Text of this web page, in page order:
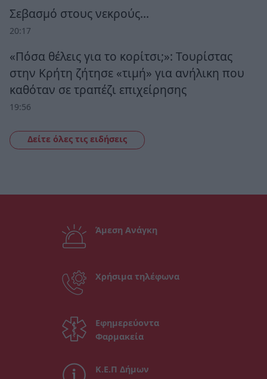
Σεβασμό στους νεκρούς…
20:17
«Πόσα θέλεις για το κορίτσι;»: Τουρίστας
στην Κρήτη ζήτησε «τιμή» για ανήλικη που
καθόταν σε τραπέζι επιχείρησης
19:56
Δείτε όλες τις ειδήσεις
Άμεση Ανάγκη
Χρήσιμα τηλέφωνα
Εφημερεύοντα
Φαρμακεία
Κ.Ε.Π Δήμων